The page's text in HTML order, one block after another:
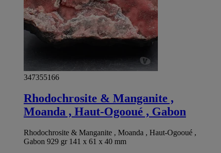
347355166
Rhodochrosite & Manganite ,
Moanda , Haut-Ogooué , Gabon
Rhodochrosite & Manganite , Moanda , Haut-Ogooué ,
Gabon 929 gr 141 x 61 x 40 mm